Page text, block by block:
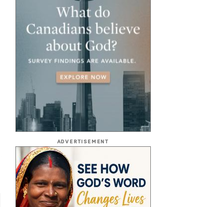
ADVERTISEMENT